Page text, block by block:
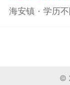
海安镇 学历不
©